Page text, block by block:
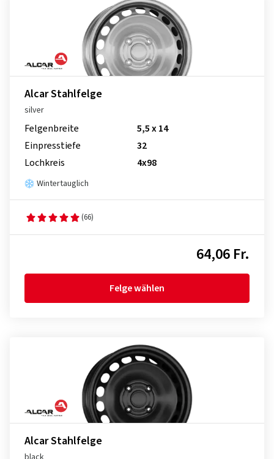
Alcar Stahlfelge
silver
Felgenbreite
5,5 x 14
Einpresstiefe
32
Lochkreis
4x98
Wintertauglich
(66)
64,06 Fr.
Felge wählen
Alcar Stahlfelge